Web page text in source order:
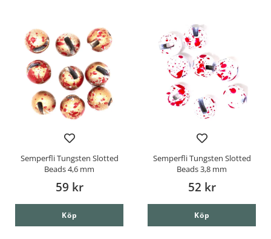
Semperfli Tungsten Slotted
Beads 4,6 mm
59 kr
Köp
Semperfli Tungsten Slotted
Beads 3,8 mm
52 kr
Köp